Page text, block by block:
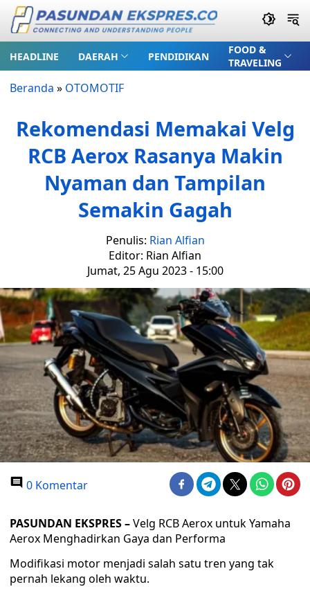
HEADLINE DAERAH PENDIDIKAN
FOOD &
TRAVELING
Beranda » OTOMOTIF
Rekomendasi Memakai Velg
RCB Aerox Rasanya Makin
Nyaman dan Tampilan
Semakin Gagah
Penulis: Rian Alfian
Editor: Rian Alfian
Jumat, 25 Agu 2023 - 15:00
0 Komentar
PASUNDAN EKSPRES –Velg RCB Aerox untuk Yamaha
Aerox Menghadirkan Gaya dan Performa
Modifikasi motor menjadi salah satu tren yang tak
pernah lekang oleh waktu.